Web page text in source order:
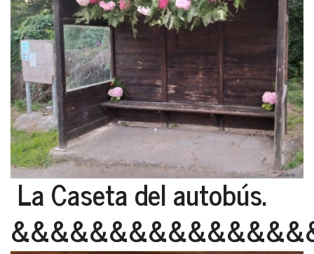
La Caseta del autobús.